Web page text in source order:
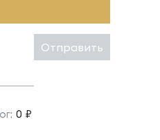
Отправить
0 ₽